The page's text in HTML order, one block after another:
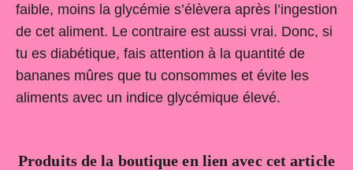
faible, moins la glycémie s’élèvera après l’ingestion
de cet aliment. Le contraire est aussi vrai. Donc, si
tu es diabétique, fais attention à la quantité de
bananes mûres que tu consommes et évite les
aliments avec un indice glycémique élevé.
Produits de la boutique en lien avec cet article